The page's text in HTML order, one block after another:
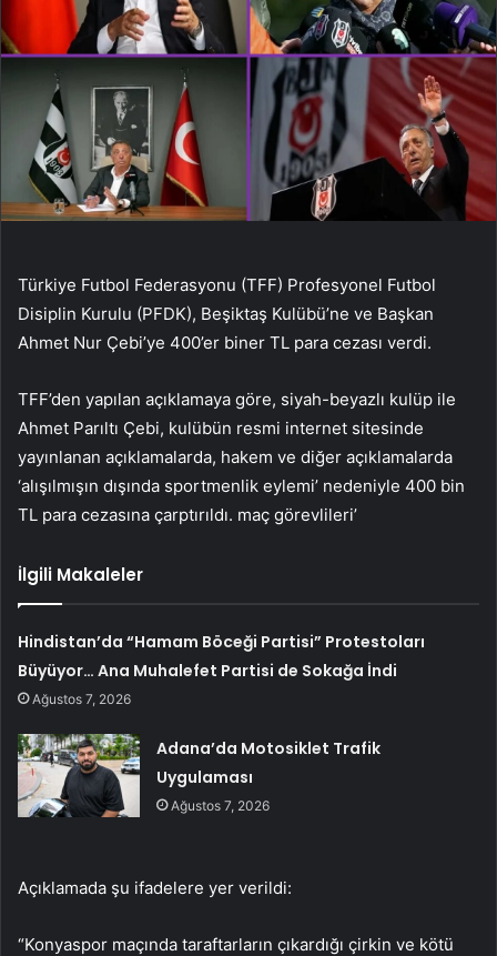
Türkiye Futbol Federasyonu (TFF) Profesyonel Futbol
Disiplin Kurulu (PFDK), Beşiktaş Kulübü’ne ve Başkan
Ahmet Nur Çebi’ye 400’er biner TL para cezası verdi.
TFF’den yapılan açıklamaya göre, siyah-beyazlı kulüp ile
Ahmet Parıltı Çebi, kulübün resmi internet sitesinde
yayınlanan açıklamalarda, hakem ve diğer açıklamalarda
‘alışılmışın dışında sportmenlik eylemi’ nedeniyle 400 bin
TL para cezasına çarptırıldı. maç görevlileri’
İlgili Makaleler
Hindistan’da “Hamam Böceği Partisi” Protestoları
Büyüyor… Ana Muhalefet Partisi de Sokağa İndi
Ağustos 7, 2026
Adana’da Motosiklet Trafik
Uygulaması
Ağustos 7, 2026
Açıklamada şu ifadelere yer verildi:
“Konyaspor maçında taraftarların çıkardığı çirkin ve kötü